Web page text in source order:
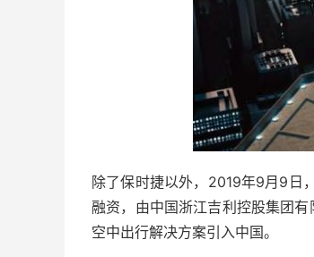
除了保时捷以外，2019年9月9日
融资，由中国浙江吉利控股集团
空中出行解决方案引入中国。